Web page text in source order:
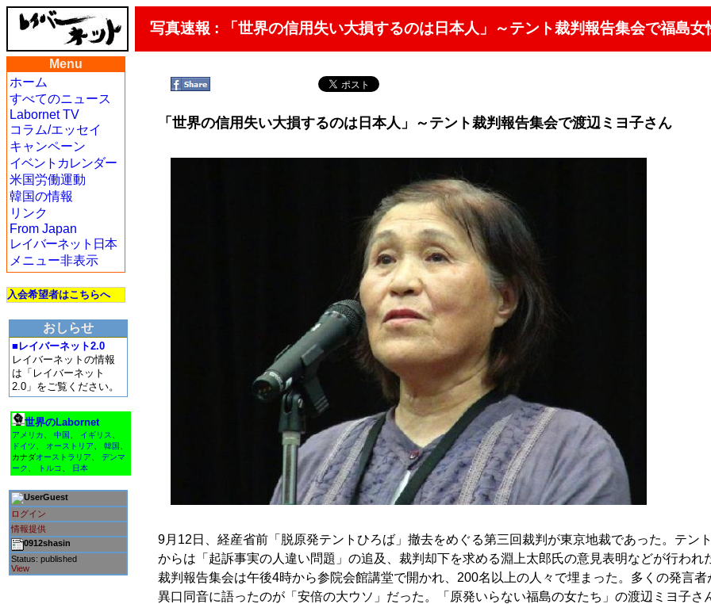
写真速報 : 「世界の信用失い大損するのは日本人」～テント裁判報告集会で福島女
Menu
ホーム
すべてのニュース
Labornet TV
コラム/エッセイ
キャンペーン
イベントカレンダー
米国労働運動
韓国の情報
リンク
From Japan
レイバーネット日本
メニュー非表示
入会希望者はこちらへ
おしらせ
■レイバーネット2.0
レイバーネットの情報
は「レイバーネット
2.0」をご覧ください。
世界のLabornet
アメリカ 中国 イギリス
ドイツ
オーストリア 韓国
カナダオーストラリア
デンマ
ーク
トルコ 日本
Guest
ログイン
情報提供
0912shasin
Status: published
View
「世界の信用失い大損するのは日本人」～テント裁判報告集会で渡辺ミヨ子さん
9月12日、経産省前「脱原発テントひろば」撤去をめぐる第三回裁判が東京地裁であった。テン
からは「起訴事実の人違い問題」の追及、裁判却下を求める淵上太郎氏の意見表明などが行われ
裁判報告集会は午後4時から参院会館講堂で開かれ、200名以上の人々で埋まった。多くの発言者
異口同音に語ったのが「安倍の大ウソ」だった。「原発いらない福島の女たち」の渡辺ミヨ子さ